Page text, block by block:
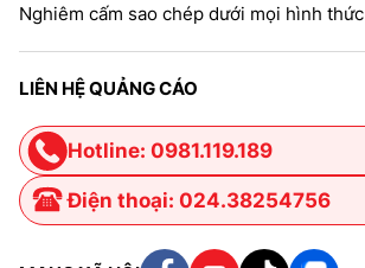
Nghiêm cấm sao chép dưới mọi hình thức
LIÊN HỆ QUẢNG CÁO
Hotline: 0981.119.189
Điện thoại: 024.38254756